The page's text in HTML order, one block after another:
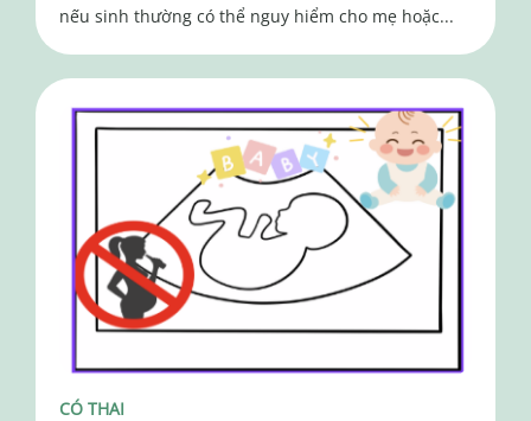
nếu sinh thường có thể nguy hiểm cho mẹ hoặc...
CÓ THAI